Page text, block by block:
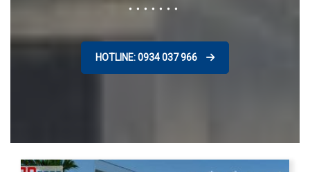
HOTLINE: 0934 037 966